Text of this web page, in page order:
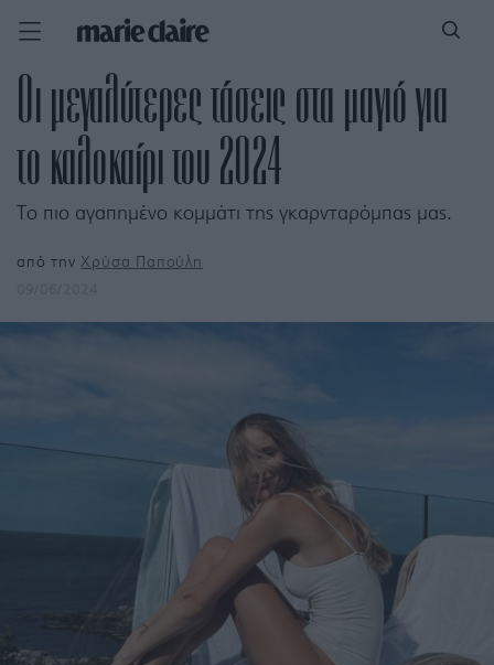
Οι μεγαλύτερες τάσεις στα μαγιό για
το καλοκαίρι του 2024
Το πιο αγαπημένο κομμάτι της γκαρνταρόμπας μας.
από τηνΧρύσα Παπούλη